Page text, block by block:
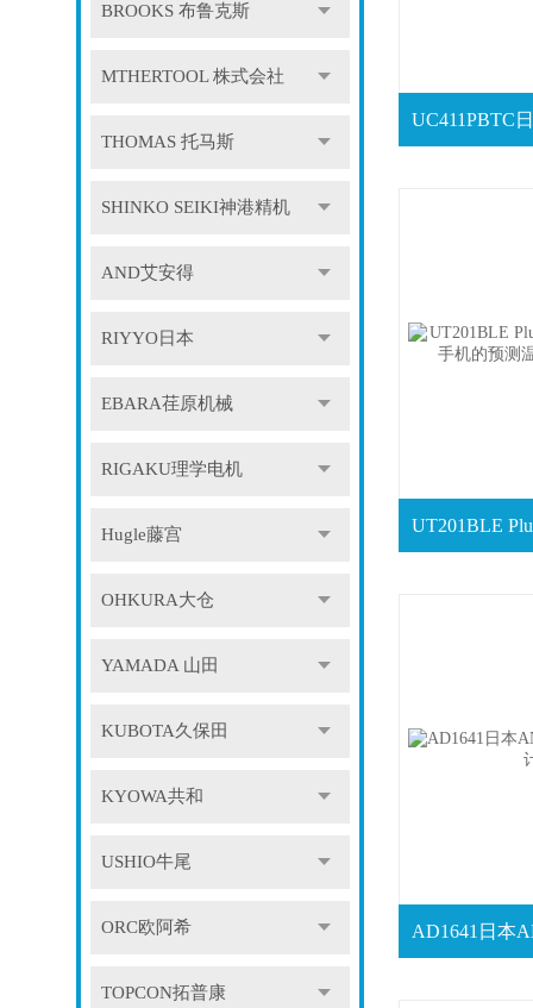
BROOKS 布鲁克斯
MTHERTOOL 株式会社
THOMAS 托马斯
SHINKO SEIKI神港精机
AND艾安得
RIYYO日本
EBARA荏原机械
RIGAKU理学电机
Hugle藤宫
OHKURA大仓
YAMADA 山田
KUBOTA久保田
KYOWA共和
USHIO牛尾
ORC欧阿希
TOPCON拓普康